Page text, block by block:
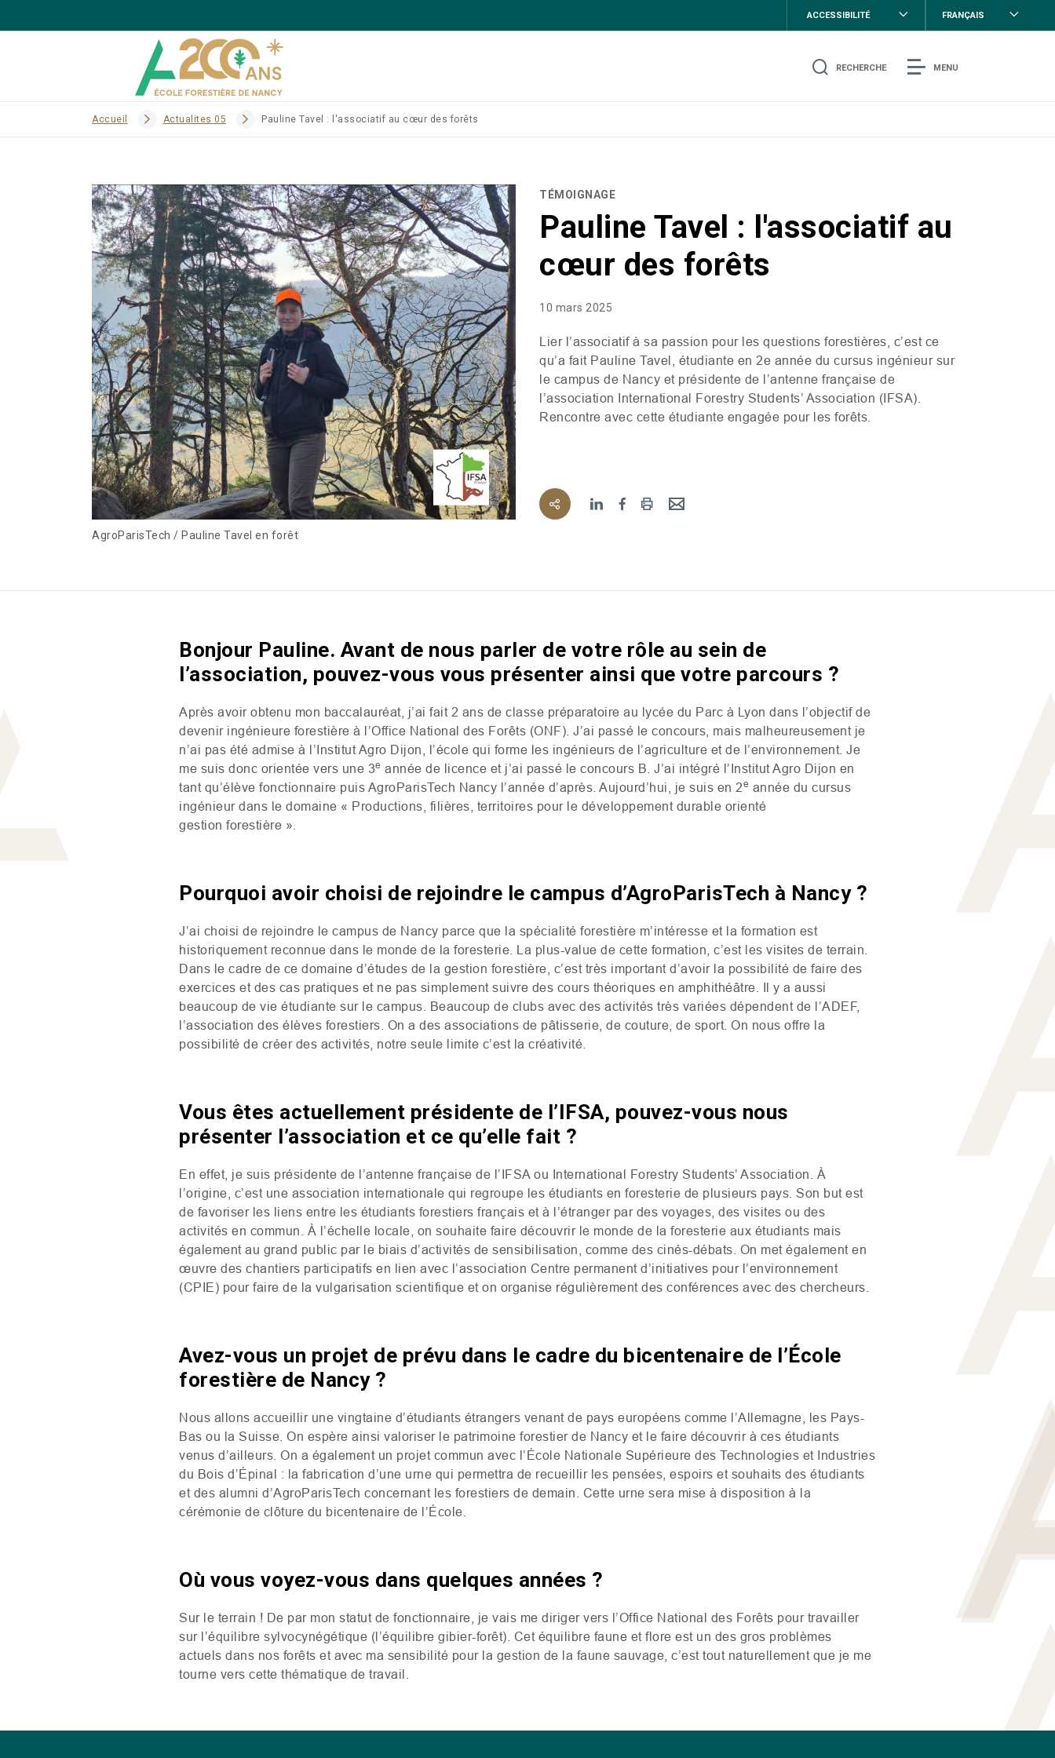
ACCESSIBILITÉ FRANÇAIS
RECHERCHE MENU
Accueil Actualites 05 Pauline Tavel : l'associatif au cœur des forêts
AgroParisTech / Pauline Tavel en forêt
TÉMOIGNAGE
Pauline Tavel : l'associatif au
cœur des forêts
10 mars 2025
Lier l’associatif à sa passion pour les questions forestières, c’est ce
qu’a fait Pauline Tavel, étudiante en 2e année du cursus ingénieur sur
le campus de Nancy et présidente de l’antenne française de
l’association International Forestry Students’ Association (IFSA).
Rencontre avec cette étudiante engagée pour les forêts.
Bonjour Pauline. Avant de nous parler de votre rôle au sein de
l’association, pouvez-vous vous présenter ainsi que votre parcours ?
Après avoir obtenu mon baccalauréat, j’ai fait 2 ans de classe préparatoire au lycée du Parc à Lyon dans l’objectif de
devenir ingénieure forestière à l’Office National des Forêts (ONF). J’ai passé le concours, mais malheureusement je
n’ai pas été admise à l’Institut Agro Dijon, l’école qui forme les ingénieurs de l’agriculture et de l’environnement. Je
me suis donc orientée vers une 3e année de licence et j’ai passé le concours B. J’ai intégré l’Institut Agro Dijon en
tant qu’élève fonctionnaire puis AgroParisTech Nancy l’année d’après. Aujourd’hui, je suis en 2e année du cursus
ingénieur dans le domaine « Productions, filières, territoires pour le développement durable orienté
gestion forestière ».
Pourquoi avoir choisi de rejoindre le campus d’AgroParisTech à Nancy ?
J’ai choisi de rejoindre le campus de Nancy parce que la spécialité forestière m’intéresse et la formation est
historiquement reconnue dans le monde de la foresterie. La plus-value de cette formation, c’est les visites de terrain.
Dans le cadre de ce domaine d’études de la gestion forestière, c’est très important d’avoir la possibilité de faire des
exercices et des cas pratiques et ne pas simplement suivre des cours théoriques en amphithéâtre. Il y a aussi
beaucoup de vie étudiante sur le campus. Beaucoup de clubs avec des activités très variées dépendent de l’ADEF,
l’association des élèves forestiers. On a des associations de pâtisserie, de couture, de sport. On nous offre la
possibilité de créer des activités, notre seule limite c’est la créativité.
Vous êtes actuellement présidente de l’IFSA, pouvez-vous nous
présenter l’association et ce qu’elle fait ?
En effet, je suis présidente de l’antenne française de l’IFSA ou International Forestry Students’ Association. À
l’origine, c’est une association internationale qui regroupe les étudiants en foresterie de plusieurs pays. Son but est
de favoriser les liens entre les étudiants forestiers français et à l’étranger par des voyages, des visites ou des
activités en commun. À l’échelle locale, on souhaite faire découvrir le monde de la foresterie aux étudiants mais
également au grand public par le biais d’activités de sensibilisation, comme des cinés-débats. On met également en
œuvre des chantiers participatifs en lien avec l’association Centre permanent d’initiatives pour l’environnement
(CPIE) pour faire de la vulgarisation scientifique et on organise régulièrement des conférences avec des chercheurs.
Avez-vous un projet de prévu dans le cadre du bicentenaire de l’École
forestière de Nancy ?
Nous allons accueillir une vingtaine d’étudiants étrangers venant de pays européens comme l’Allemagne, les Pays-
Bas ou la Suisse. On espère ainsi valoriser le patrimoine forestier de Nancy et le faire découvrir à ces étudiants
venus d’ailleurs. On a également un projet commun avec l’École Nationale Supérieure des Technologies et Industries
du Bois d’Épinal : la fabrication d’une urne qui permettra de recueillir les pensées, espoirs et souhaits des étudiants
et des alumni d’AgroParisTech concernant les forestiers de demain. Cette urne sera mise à disposition à la
cérémonie de clôture du bicentenaire de l’École.
Où vous voyez-vous dans quelques années ?
Sur le terrain ! De par mon statut de fonctionnaire, je vais me diriger vers l’Office National des Forêts pour travailler
sur l’équilibre sylvocynégétique (l’équilibre gibier-forêt). Cet équilibre faune et flore est un des gros problèmes
actuels dans nos forêts et avec ma sensibilité pour la gestion de la faune sauvage, c’est tout naturellement que je me
tourne vers cette thématique de travail.